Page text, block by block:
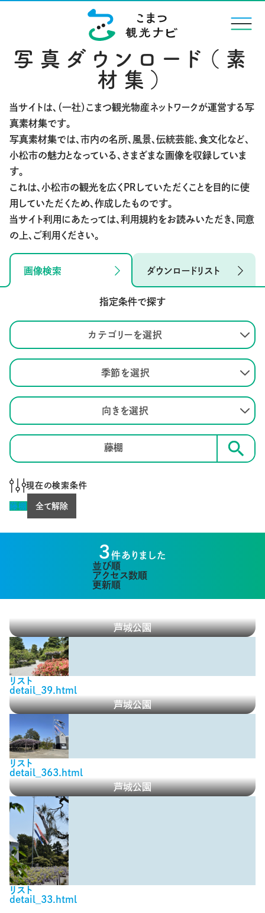
menu
写真ダウンロード（素
材集）
当サイトは、（一社）こまつ観光物産ネットワークが運営する写
真素材集です。
写真素材集では、市内の名所、風景、伝統芸能、食文化など、
小松市の魅力となっている、さまざまな画像を収録していま
す。
これは、小松市の観光を広くＰＲしていただくことを目的に使
用していただくため、作成したものです。
当サイト利用にあたっては、利用規約をお読みいただき、同意
の上、ご利用ください。
画像検索 ダウンロードリスト
指定条件で探す
カテゴリーを選択
季節を選択
向きを選択
検索
現在の検索条件
藤棚 全て解除
3件ありました
並び順
アクセス数順
更新順
芦城公園
リスト
detail_39.html
芦城公園
リスト
detail_363.html
芦城公園
リスト
detail_33.html